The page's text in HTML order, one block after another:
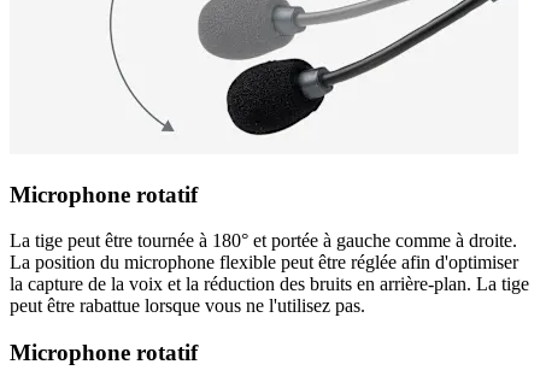
Microphone rotatif
La tige peut être tournée à 180° et portée à gauche comme à droite.
La position du microphone flexible peut être réglée afin d'optimiser
la capture de la voix et la réduction des bruits en arrière-plan. La tige
peut être rabattue lorsque vous ne l'utilisez pas.
Microphone rotatif